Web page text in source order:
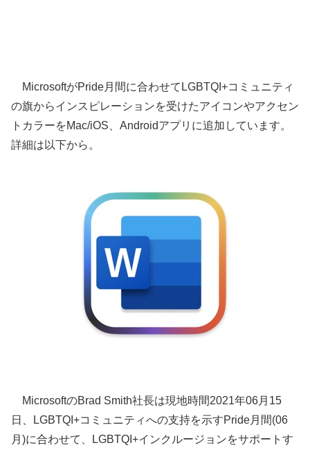
MicrosoftがPride月間に合わせてLGBTQI+コミュニティ
の旗からインスピレーションを受けたアイコンやアクセン
トカラーをMac/iOS、Androidアプリに追加しています。
詳細は以下から。
MicrosoftのBrad Smith社長は現地時間2021年06月15
日、LGBTQI+コミュニティへの支持を示すPride月間(06
月)に合わせて、LGBTQI+インクルージョンをサポートす